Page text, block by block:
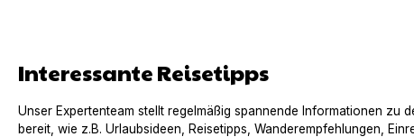
Interessante Reisetipps
Unser Expertenteam stellt regelmäßig spannende Informationen zu
bereit, wie z.B. Urlaubsideen, Reisetipps, Wanderempfehlungen,